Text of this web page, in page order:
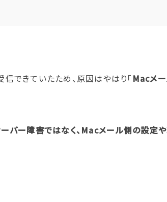
できていたため、原因はやはり「 Macメ
バー障害ではなく、Macメール側の設定